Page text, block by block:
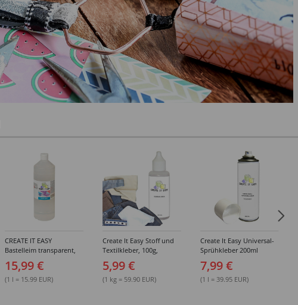
CREATE IT EASY
Bastelleim transparent,
ohne Lösungsmittel,
1000 ml
15,99 €
(1 l = 15.99 EUR)
Create It Easy Stoff und
Textilkleber, 100g,
Kunststoffflasche mit
Maldüse
5,99 €
(1 kg = 59.90 EUR)
Create It Easy Universal-
Sprühkleber 200ml
(permanent)
7,99 €
(1 l = 39.95 EUR)